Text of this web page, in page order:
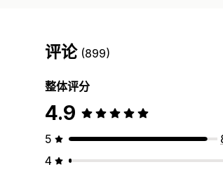
评论 (899)
整体评分
4.9
5
4